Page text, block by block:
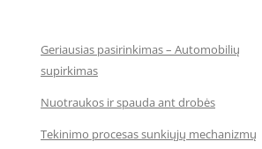
Geriausias pasirinkimas – Automobilių
supirkimas
Nuotraukos ir spauda ant drobės
Tekinimo procesas sunkiųjų mechanizmų